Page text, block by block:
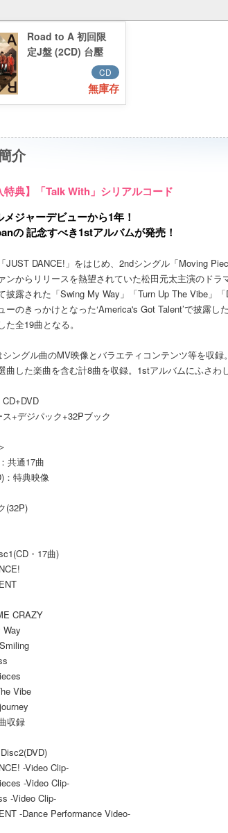
Road to A 初回限
定J盤 (2CD) 台壓
CD
無庫存
介
特典】「Talk With」シリアルコード
ジャーデビューから1年！
の 記念すべき1stアルバムが発売！
JUST DANCE!」をはじめ、2ndシングル「Moving
ンからリリースを熱望されていた松田元太主演のド
披露された「Swing My Way」「Turn Up The Vibe」
ーのきっかけとなった‘America's Got Talent’で披露
た全19曲となる。
ングル曲のMV映像とバラエティコンテンツ等を収
曲した楽曲を含む計8曲を収録。1stアルバムにふさわ
CD+DVD
+デジパック+32Pブック
共通17曲
：特典映像
(32P)
・17曲)
CRAZY
Way
Vibe
収録
-Video Clip-
-Video Clip-
-Video Clip-
-Dance Performance Video-